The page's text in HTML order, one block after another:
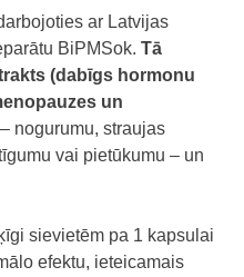
ar Latvijas
BiPMSok. Tā
(dabīgs hormonu
un
– nogurumu, straujas
vai pietūkumu – un
sievietēm pa 1 kapsulai
efektu, ieteicamais